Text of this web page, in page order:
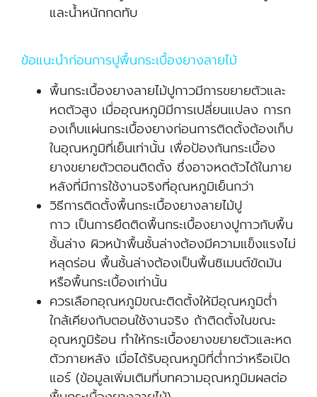
และน้ำหนักกดทับ
ข้อแนะนำก่อนการปูพื้นกระเบื้องยางลายไม้
พื้นกระเบื้องยางลายไม้ปูกาวมีการขยายตัวและ
หดตัวสูง เมื่ออุณหภูมิมีการเปลี่ยนแปลง การก
องเก็บแผ่นกระเบื้องยางก่อนการติดตั้งต้องเก็บ
ในอุณหภูมิที่เย็นเท่านั้น เพื่อป้องกันกระเบื้อง
ยางขยายตัวตอนติดตั้ง ซึ่งอาจหดตัวได้ในภาย
หลังที่มีการใช้งานจริงที่อุณหภูมิเย็นกว่า
วิธีการติดตั้งพื้นกระเบื้องยางลายไม้ปู
กาว เป็นการยึดติดพื้นกระเบื้องยางปูกาวกับพื้น
ชั้นล่าง ผิวหน้าพื้นชั้นล่างต้องมีความแข็งแรงไม่
หลุดร่อน พื้นชั้นล่างต้องเป็นพื้นซิเมนต์ขัดมัน
หรือพื้นกระเบื้องเท่านั้น
ควรเลือกอุณหภูมิขณะติดตั้งให้มีอุณหภูมิต่ำ
ใกล้เคียงกับตอนใช้งานจริง ถ้าติดตั้งในขณะ
อุณหภูมิร้อน ทำให้กระเบื้องยางขยายตัวและหด
ตัวภายหลัง เมื่อได้รับอุณหภูมิที่ต่ำกว่าหรือเปิด
แอร์ (ข้อมูลเพิ่มเติมที่บทความอุณหภูมิมผลต่อ